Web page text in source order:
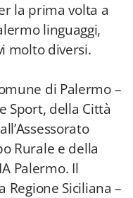
la prima volta a
linguaggi,
molto diversi.
di Palermo –
Sport, della Città
Rurale e della
Palermo. Il
Siciliana –